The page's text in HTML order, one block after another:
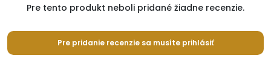
Pre tento produkt neboli pridané žiadne recenzie.
Pre pridanie recenzie sa musíte prihlásiť